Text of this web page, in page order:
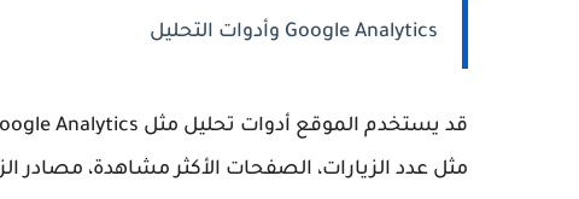
Google Analytics وأدوات التحليل
قد يستخدم الموقع أدوات تحليل مثل Analytics
مثل عدد الزيارات، الصفحات الأكثر مشاهدة، مصادر